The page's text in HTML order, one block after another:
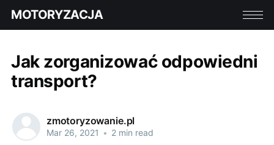
MOTORYZACJA
Jak zorganizować odpowiedni
transport?
zmotoryzowanie.pl
Mar 26, 2021 • 2 min read